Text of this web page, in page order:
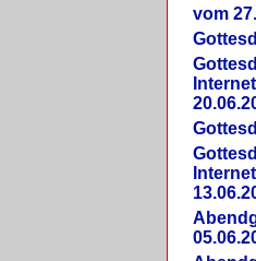
vom